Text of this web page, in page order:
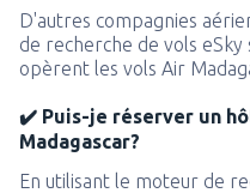
D'autres compagnies
de recherche de vols
opèrent les vols Air
✔️ Puis-je réserver un
Madagascar?
En utilisant le moteur de